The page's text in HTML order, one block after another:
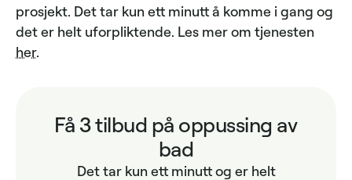
prosjekt. Det tar kun ett minutt å komme i gang og
det er helt uforpliktende. Les mer om tjenesten
her.
Få 3 tilbud på oppussing av
bad
Det tar kun ett minutt og er helt